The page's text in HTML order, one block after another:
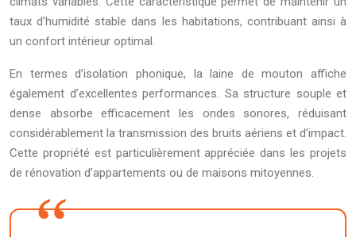
taux d’humidité stable dans les habitations, contribuant ainsi à
un confort intérieur optimal.
En termes d’isolation phonique, la laine de mouton affiche
également d’excellentes performances. Sa structure souple et
dense absorbe efficacement les ondes sonores, réduisant
considérablement la transmission des bruits aériens et d’impact.
Cette propriété est particulièrement appréciée dans les projets
de rénovation d’appartements ou de maisons mitoyennes.